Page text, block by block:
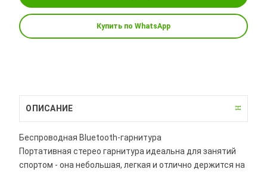
Купить по WhatsApp
ОПИСАНИЕ
Беспроводная Bluetooth-гарнитура
Портативная стерео гарнитура идеальна для занятий
спортом - она небольшая, легкая и отлично держится на